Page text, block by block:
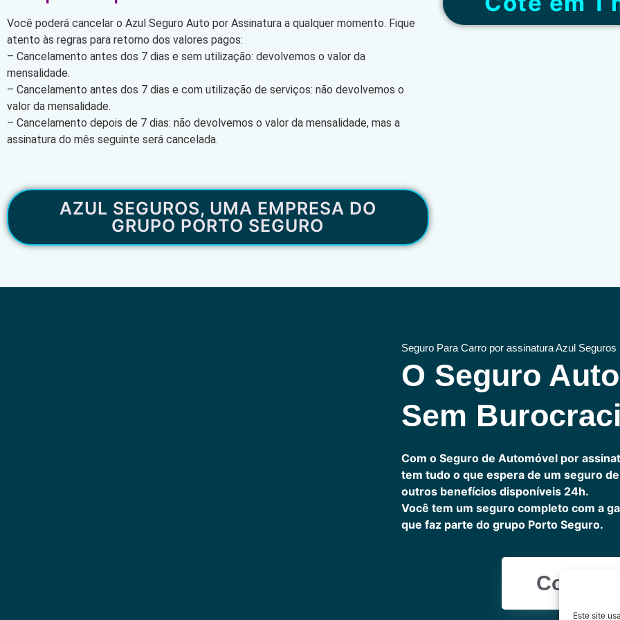
Este site
Você poderá cancelar o Azul Seguro Auto por Assinatura a qualquer momento. Fique
atento às regras para retorno dos valores pagos:
– Cancelamento antes dos 7 dias e sem utilização: devolvemos o valor da
mensalidade.
– Cancelamento antes dos 7 dias e com utilização de serviços: não devolvemos o
valor da mensalidade.
– Cancelamento depois de 7 dias: não devolvemos o valor da mensalidade, mas a
assinatura do mês seguinte será cancelada.
AZUL SEGUROS, UMA EMPRESA DO
GRUPO PORTO SEGURO
Seguro Para Carro por assinatura Azul Seguros
O Seguro
Sem
Com o Seguro de Automóvel por
tem tudo o que espera de um seguro
outros benefícios disponíveis 24h.
Você tem um seguro completo com a
que faz parte do grupo Porto Seguro.
Cote